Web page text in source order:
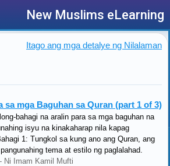
New Muslims eLearning
Itago ang mga detalye ng Nilalaman
sa mga Baguhan sa Quran (part 1 of 3)
bahagi na aralin para sa mga baguhan na
isyu na kinakaharap nila kapag
1: Tungkol sa kung ano ang Quran, ang
tema at estilo ng paglalahad.
Ni Imam Kamil Mufti